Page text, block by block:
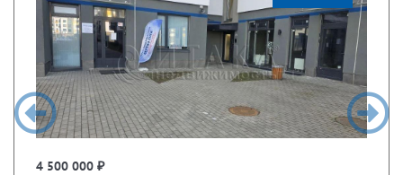
4 500 000 ₽